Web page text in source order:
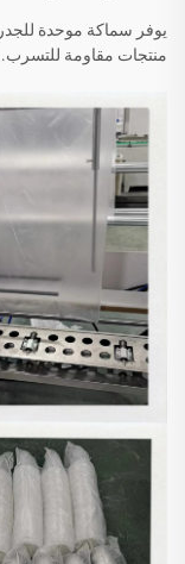
يوفر سماكة موحدة
منتجات مقاومة للتسرب.